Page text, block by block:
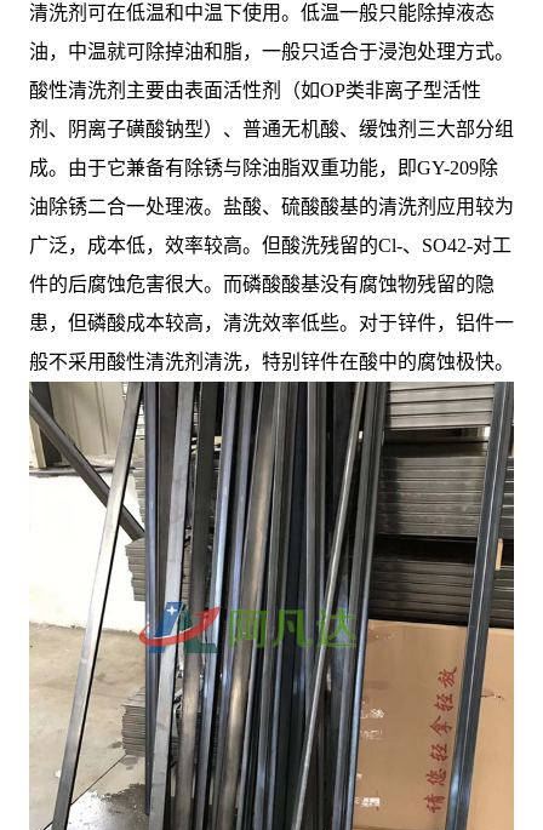
清洗剂可在低温和中温下使用。低温一般只能除掉液态
油，中温就可除掉油和脂，一般只适合于浸泡处理方式。
酸性清洗剂主要由表面活性剂（如OP类非离子型活性
剂、阴离子磺酸钠型）、普通无机酸、缓蚀剂三大部分组
成。由于它兼备有除锈与除油脂双重功能，即GY-209除
油除锈二合一处理液。盐酸、硫酸酸基的清洗剂应用较为
广泛，成本低，效率较高。但酸洗残留的Cl-、SO42-对工
件的后腐蚀危害很大。而磷酸酸基没有腐蚀物残留的隐
患，但磷酸成本较高，清洗效率低些。对于锌件，铝件一
般不采用酸性清洗剂清洗，特别锌件在酸中的腐蚀极快。